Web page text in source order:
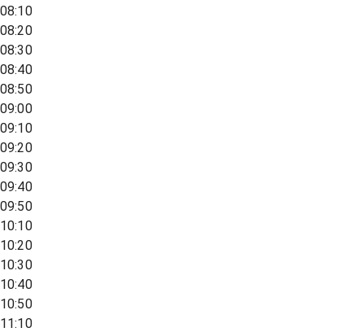
08:10
08:20
08:30
08:40
08:50
09:00
09:10
09:20
09:30
09:40
09:50
10:10
10:20
10:30
10:40
10:50
11:10